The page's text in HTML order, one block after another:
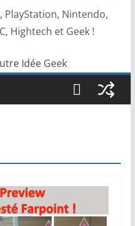
PlayStation, Nintendo,
Hightech et Geek !